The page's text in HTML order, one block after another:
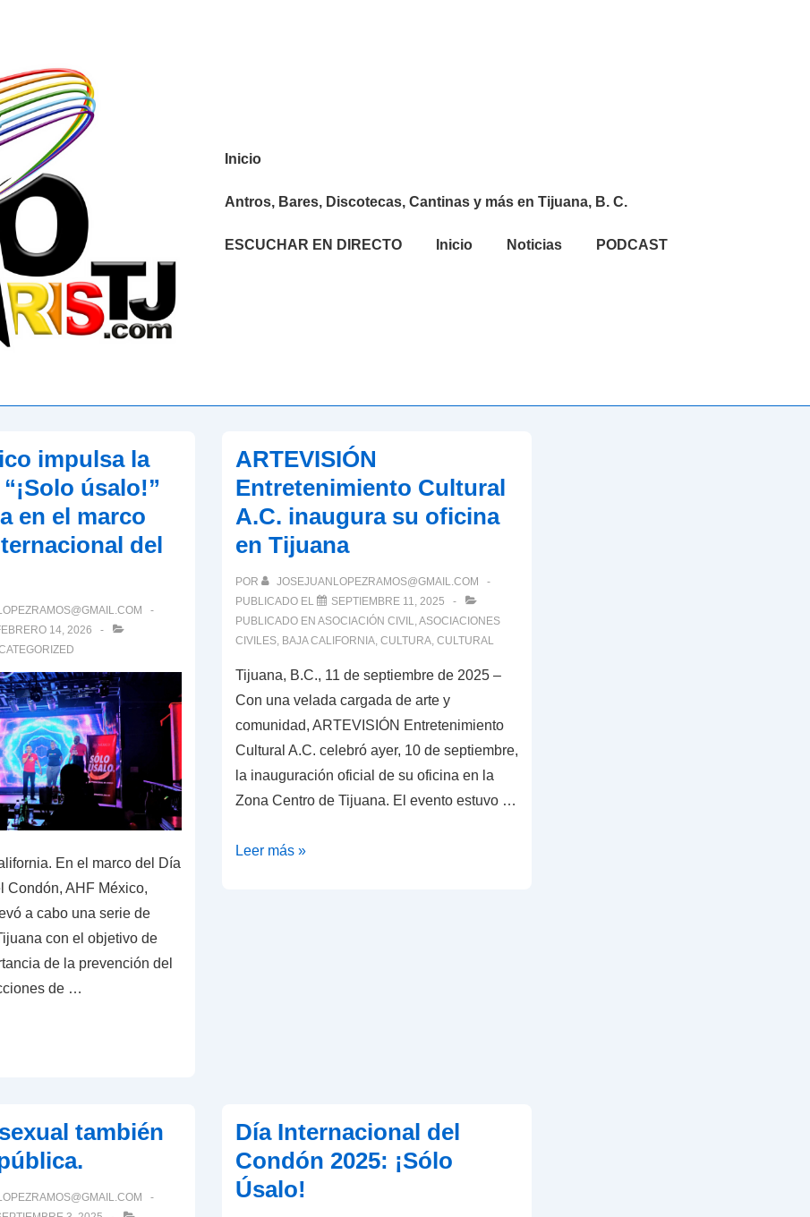
Navegación
Inicio
Antros, Bares, Discotecas, Cantinas y más en Tijuana, B. C.
ESCUCHAR EN DIRECTO Inicio Noticias PODCAST
impulsa la
úsalo!”
en el marco
del
14, 2026
En el marco del Día
Condón, AHF México,
a cabo una serie de
con el objetivo de
de la prevención del
de …
ARTEVISIÓN
Entretenimiento Cultural
A.C. inaugura su oficina
en Tijuana
POR
JOSEJUANLOPEZRAMOS@GMAIL.COM
PUBLICADO EL
SEPTIEMBRE 11, 2025
PUBLICADO EN ASOCIACIÓN CIVIL
ASOCIACIONES
CIVILES, BAJA CALIFORNIA, CULTURA, CULTURAL
Tijuana, B.C., 11 de septiembre de 2025 –
Con una velada cargada de arte y
comunidad, ARTEVISIÓN Entretenimiento
Cultural A.C. celebró ayer, 10 de septiembre,
la inauguración oficial de su oficina en la
Zona Centro de Tijuana. El evento estuvo …
ARTEVISIÓN
Leer más »
también
Día Internacional del
Condón 2025: ¡Sólo
Úsalo!